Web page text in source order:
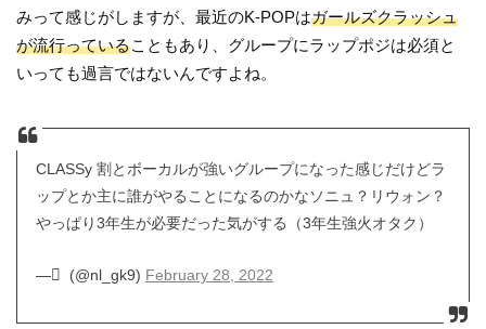
みって感じがしますが、最近のK-POPはガールズクラッシュ
が流行っていることもあり、グループにラップポジは必須と
いっても過言ではないんですよね。
CLASSy 割とボーカルが強いグループになった感じだけどラ
ップとか主に誰がやることになるのかなソニュ？リウォン？
やっぱり3年生が必要だった気がする（3年生強火オタク）
— ْ (@nl_gk9) February 28, 2022